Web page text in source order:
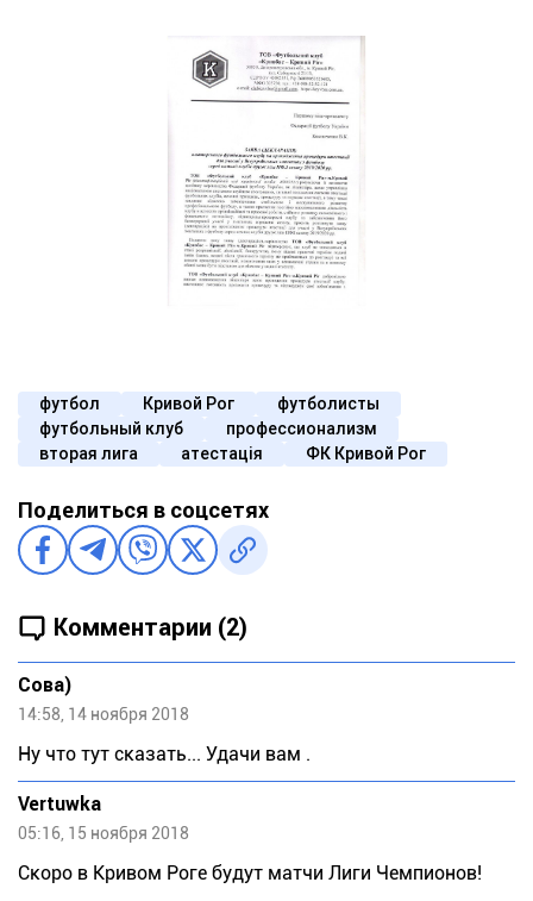
футбол Кривой Рог
футболисты
футбольный клуб
профессионализм
вторая лига
атестація ФК Кривой Рог
Поделиться в соцсетях
Комментарии (2)
Сова)
14:58, 14 ноября 2018
Ну что тут сказать... Удачи вам .
Vertuwka
05:16, 15 ноября 2018
Скоро в Кривом Роге будут матчи Лиги Чемпионов!